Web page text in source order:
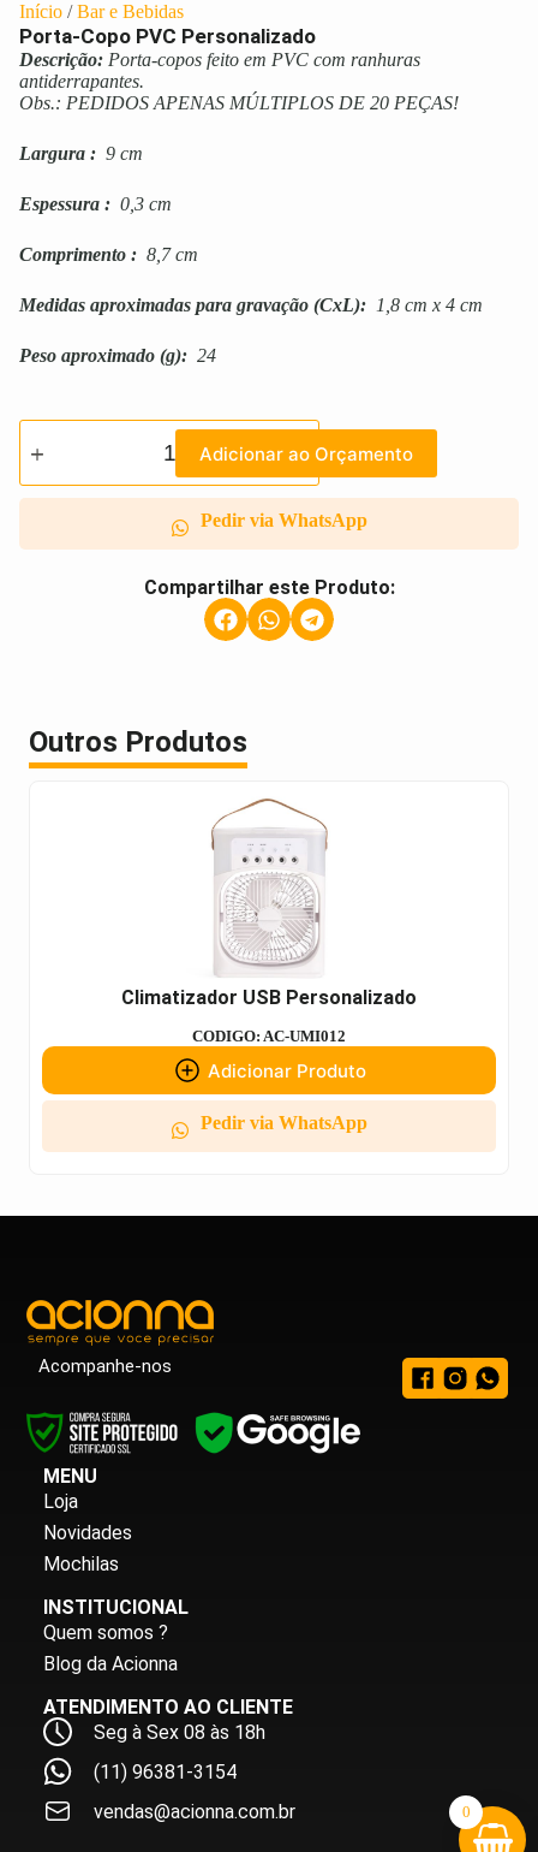
Início /Bar e Bebidas
Porta-Copo PVC Personalizado
Descrição: Porta-copos feito em PVC com ranhuras
antiderrapantes.
Obs.: PEDIDOS APENAS MÚLTIPLOS DE 20 PEÇAS!
Largura : 9 cm
Espessura : 0,3 cm
Comprimento : 8,7 cm
Medidas aproximadas para gravação (CxL): 1,8 cm x 4 cm
Peso aproximado (g): 24
Adicionar ao Orçamento
Pedir via WhatsApp
Compartilhar este Produto:
Outros Produtos
Climatizador USB Personalizado
CODIGO: AC-UMI012
Adicionar Produto
Pedir via WhatsApp
Acompanhe-nos
MENU
Loja
Novidades
Mochilas
INSTITUCIONAL
Quem somos ?
Blog da Acionna
ATENDIMENTO AO CLIENTE
Seg à Sex 08 às 18h
(11) 96381-3154
vendas@acionna.com.br
0